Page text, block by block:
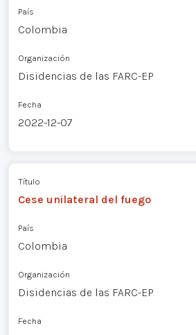
País
Colombia
Organización
Disidencias de las FARC-EP
Fecha
2022-12-07
Título
Cese unilateral del fuego
País
Colombia
Organización
Disidencias de las FARC-EP
Fecha